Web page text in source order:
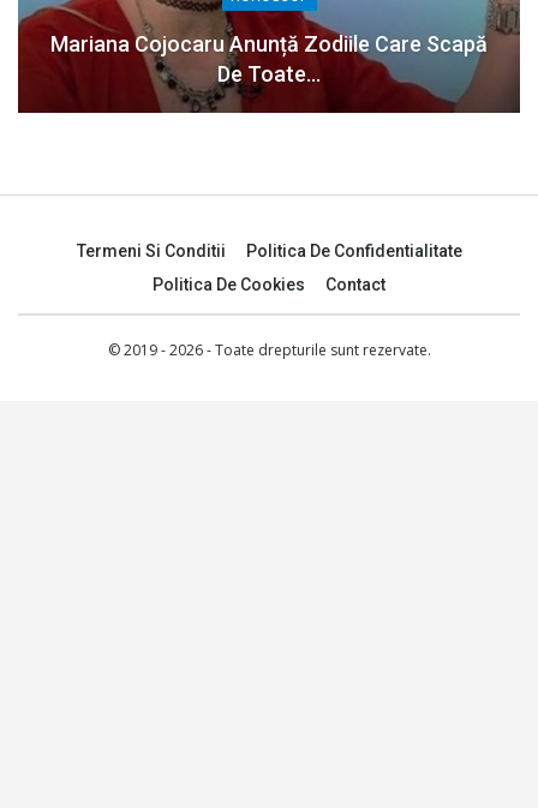
Mariana Cojocaru Anunță Zodiile Care Scapă
De Toate…
Termeni Si Conditii
Politica De Confidentialitate
Politica De Cookies
Contact
© 2019 - 2026 - Toate drepturile sunt rezervate.